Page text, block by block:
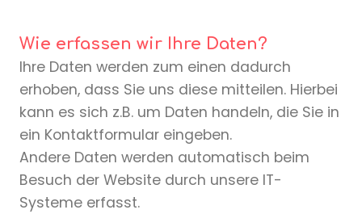
Wie erfassen wir Ihre Daten?
Ihre Daten werden zum einen dadurch
erhoben, dass Sie uns diese mitteilen. Hierbei
kann es sich z.B. um Daten handeln, die Sie in
ein Kontaktformular eingeben.
Andere Daten werden automatisch beim
Besuch der Website durch unsere IT-
Systeme erfasst.